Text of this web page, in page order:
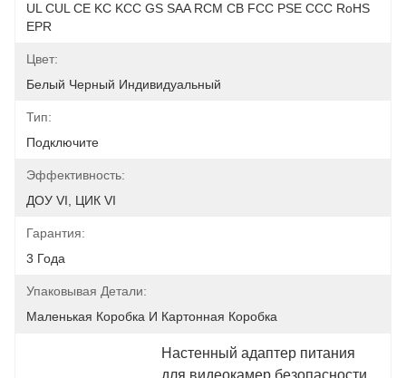
UL CUL CE KC KCC GS SAA RCM CB FCC PSE CCC RoHS
EPR
Цвет:
Белый Черный Индивидуальный
Тип:
Подключите
Эффективность:
ДОУ VI, ЦИК VI
Гарантия:
3 Года
Упаковывая Детали:
Маленькая Коробка И Картонная Коробка
Настенный адаптер питания
для видеокамер безопасности